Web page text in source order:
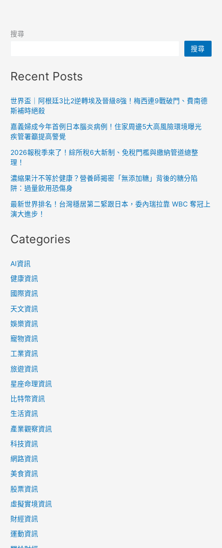
搜尋
搜尋
Recent Posts
世界盃｜阿根廷3比2逆轉埃及晉級8強！梅西連9戰破門、費南德
斯補時絕殺
嘉義婦成今年首例日本腦炎病例！住家周邊5大高風險環境曝光
疾管署籲提高警覺
2026報稅季來了！綜所稅6大新制、免稅門檻與繳納管道總整
理！
濃縮果汁不等於健康？營養師揭密「無添加糖」背後的糖分陷
阱：過量飲用恐傷身
最新世界排名！台灣穩居第二緊跟日本，委內瑞拉靠 WBC 奪冠上
演大進步！
Categories
AI資訊
健康資訊
國際資訊
天文資訊
娛樂資訊
寵物資訊
工業資訊
旅遊資訊
星座命理資訊
比特幣資訊
生活資訊
產業觀察資訊
科技資訊
網路資訊
美食資訊
股票資訊
虛擬實境資訊
財經資訊
運動資訊